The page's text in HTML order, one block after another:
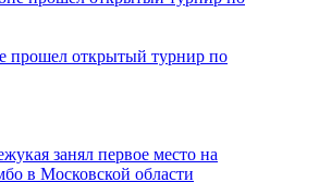
прошел открытый турнир по